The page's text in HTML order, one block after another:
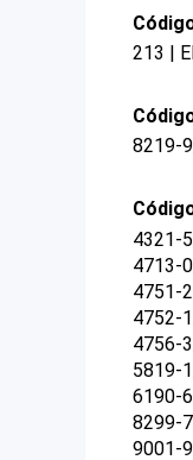
213 |
8219-
4321-
4713-
4751-
4752-
4756-
5819-
6190-
8299-
9001-